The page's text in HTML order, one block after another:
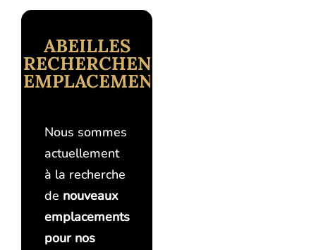
ABEILLES
RECHERCHENT
EMPLACEMENT
Nous sommes
actuellement
à la recherche
de nouveaux
emplacements
pour nos